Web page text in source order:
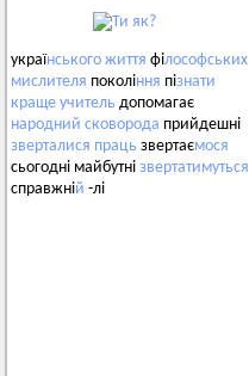
українського життя філософських
мислителя покоління пізнати
краще учитель допомагає
народний сковорода прийдешні
зверталися праць звертаємося
сьогодні майбутні звертатимуться
справжній -лі